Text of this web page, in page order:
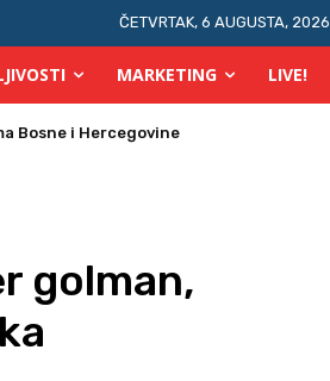
ČETVRTAK, 6 AUGUSTA, 2026
MARKETING LIVE!
elektronski i ručno
golman,